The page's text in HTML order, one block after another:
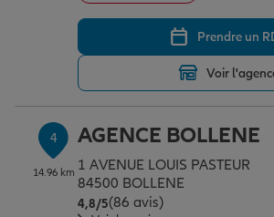
Tous nos devis d'assurance Prendre un
Voir
4
14.96 km
AGENCE BOLLENE
1 AVENUE LOUIS PASTEUR
84500 BOLLENE
4,8/5Note de 4.8 sur 5
(86 avis)